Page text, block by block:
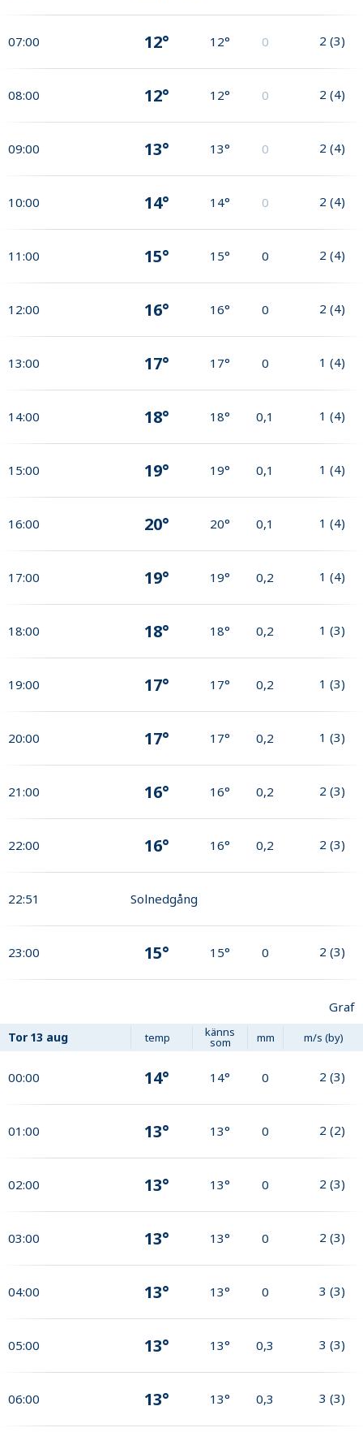
07:00 12° 12° 0 2 (3)
08:00 12° 12° 0 2 (4)
09:00 13° 13° 0 2 (4)
10:00 14° 14° 0 2 (4)
11:00 15° 15° 0 2 (4)
12:00 16° 16° 0 2 (4)
13:00 17° 17° 0 1 (4)
14:00 18° 18° 0,1 1 (4)
15:00 19° 19° 0,1 1 (4)
16:00 20° 20° 0,1 1 (4)
17:00 19° 19° 0,2 1 (4)
18:00 18° 18° 0,2 1 (3)
19:00 17° 17° 0,2 1 (3)
20:00 17° 17° 0,2 1 (3)
21:00 16° 16° 0,2 2 (3)
22:00 16° 16° 0,2 2 (3)
22:51 Solnedgång
23:00 15° 15° 0 2 (3)
Graf
Tor 13 aug temp känns
som mm m/s (by)
00:00 14° 14° 0 2 (3)
01:00 13° 13° 0 2 (2)
02:00 13° 13° 0 2 (3)
03:00 13° 13° 0 2 (3)
04:00 13° 13° 0 3 (3)
05:00 13° 13° 0,3 3 (3)
06:00 13° 13° 0,3 3 (3)